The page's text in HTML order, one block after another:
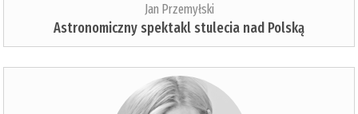
Jan Przemyłski
Astronomiczny spektakl stulecia nad Polską